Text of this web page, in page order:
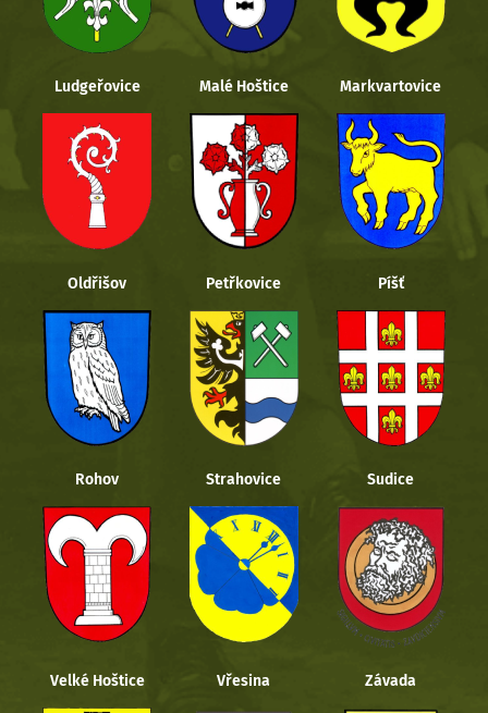
Ludgeřovice Malé Hoštice Markvartovice
Oldřišov Petřkovice Píšť
Rohov Strahovice Sudice
Velké Hoštice Vřesina Závada